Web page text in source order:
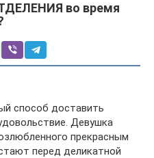
во время
способ доставить
Девушка
прекрасным
перед деликатной